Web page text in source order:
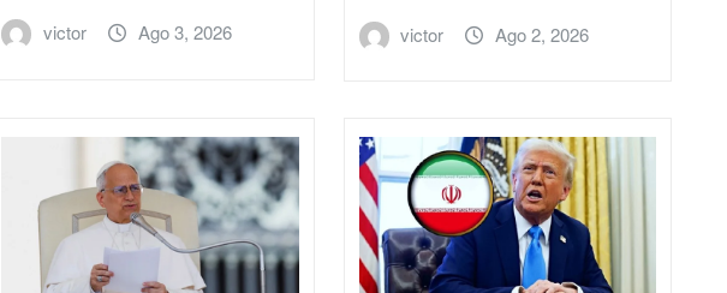
victor Ago 3, 2026 victor Ago 2, 2026